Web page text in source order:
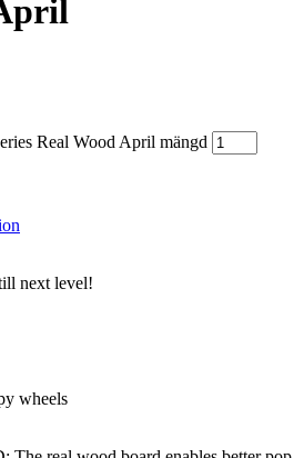
Real Wood April mängd
next level!
wheels